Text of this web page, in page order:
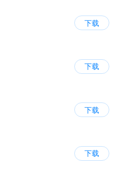
下载
下载
下载
下载